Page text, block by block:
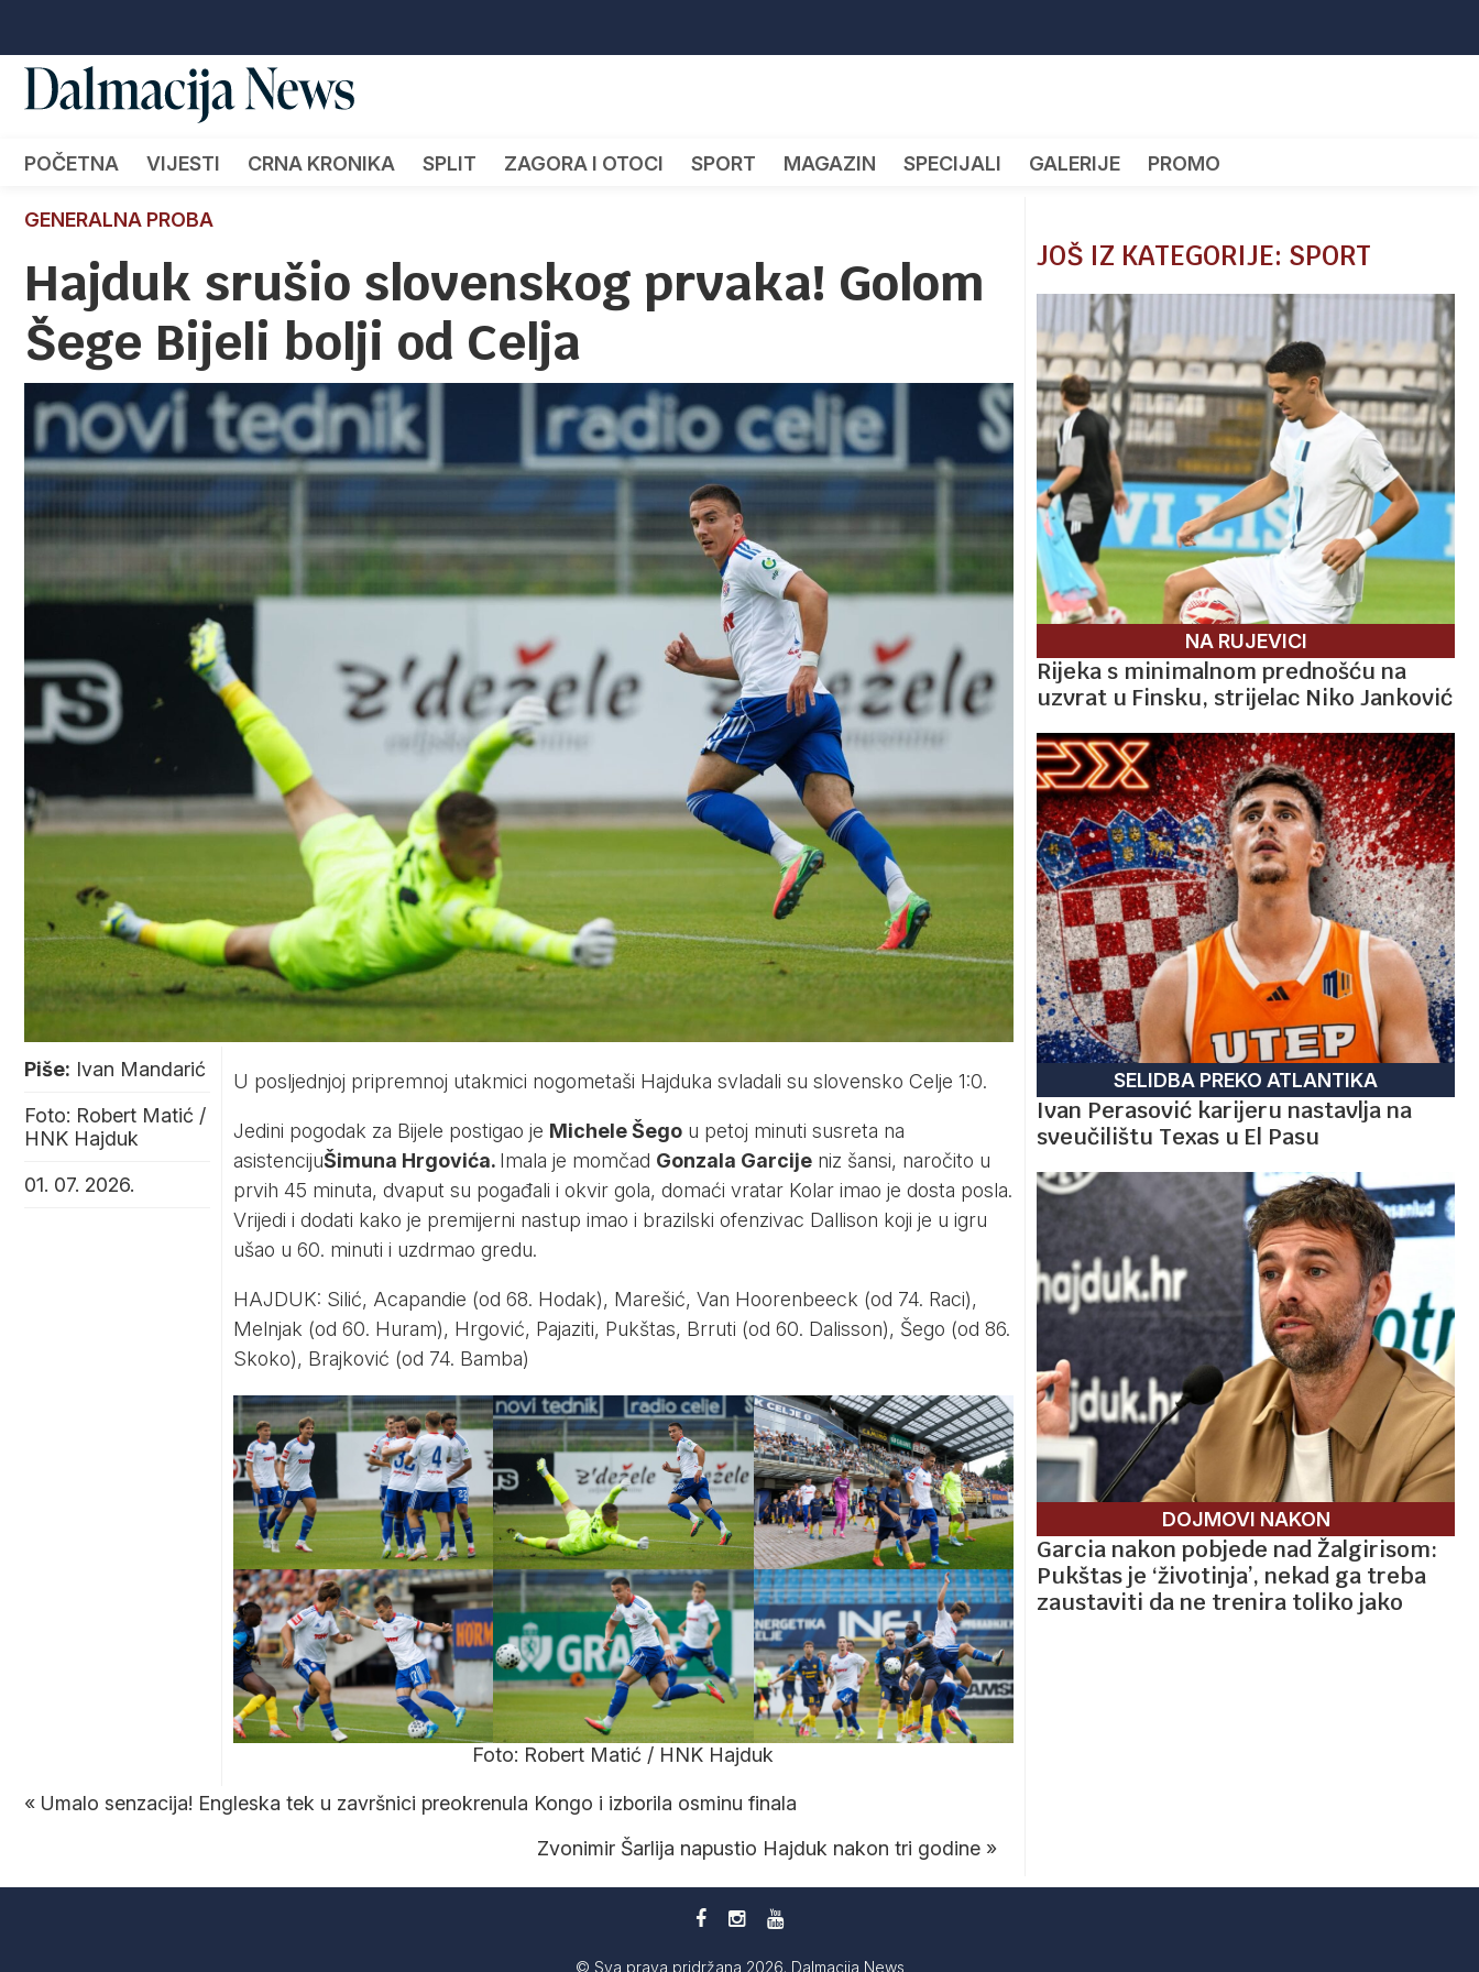
POČETNA VIJESTI CRNA KRONIKA SPLIT ZAGORA I OTOCI SPORT MAGAZIN SPECIJALI GALERIJE PROMO
GENERALNA PROBA
Hajduk srušio slovenskog prvaka! Golom
Šege Bijeli bolji od Celja
Piše: Ivan Mandarić
Foto: Robert Matić /
HNK Hajduk
01. 07. 2026.
U posljednjoj pripremnoj utakmici nogometaši Hajduka svladali su slovensko Celje 1:0.
Jedini pogodak za Bijele postigao je Michele Šegou petoj minuti susreta na
asistencijuŠimuna Hrgovića. Imala je momčad Gonzala Garcijeniz šansi, naročito u
prvih 45 minuta, dvaput su pogađali i okvir gola, domaći vratar Kolar imao je dosta posla.
Vrijedi i dodati kako je premijerni nastup imao i brazilski ofenzivac Dallison koji je u igru
ušao u 60. minuti i uzdrmao gredu.
HAJDUK: Silić, Acapandie (od 68. Hodak), Marešić, Van Hoorenbeeck (od 74. Raci),
Melnjak (od 60. Huram), Hrgović, Pajaziti, Pukštas, Brruti (od 60. Dalisson), Šego (od 86.
Skoko), Brajković (od 74. Bamba)
Foto: Robert Matić / HNK Hajduk
« Umalo senzacija! Engleska tek u završnici preokrenula Kongo i izborila osminu finala
Zvonimir Šarlija napustio Hajduk nakon tri godine »
JOŠ IZ KATEGORIJE: SPORT
NA RUJEVICI
Rijeka s minimalnom prednošću na
uzvrat u Finsku, strijelac Niko Janković
SELIDBA PREKO ATLANTIKA
Ivan Perasović karijeru nastavlja na
sveučilištu Texas u El Pasu
DOJMOVI NAKON
Garcia nakon pobjede nad Žalgirisom:
Pukštas je ‘životinja’, nekad ga treba
zaustaviti da ne trenira toliko jako
© Sva prava pridržana 2026. Dalmacija News